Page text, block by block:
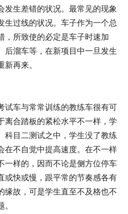
发生差错的状况。最常见的现象
生过线的状况。车子作为一个总
，所致使的必定是车子时速加
后溜车等，在新项目中一旦发生
再来。
试车与常常训练的教练车很有可
离合踏板的紧松水平不一样，学
科目二测试之中，学生没了教练
在不自觉中提高速度。在不一样
一样的，因而不论是侧方位停车
或快或慢，跟平常的节奏感各有
缘故，可是学生直至不及格也不